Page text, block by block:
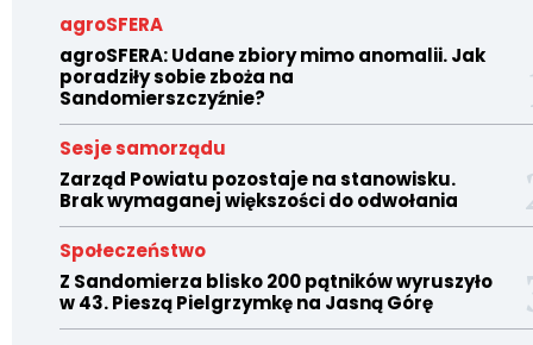
agroSFERA
agroSFERA: Udane zbiory mimo anomalii. Jak
poradziły sobie zboża na
Sandomierszczyźnie?
Sesje samorządu
Zarząd Powiatu pozostaje na stanowisku.
Brak wymaganej większości do odwołania
Społeczeństwo
Z Sandomierza blisko 200 pątników wyruszyło
w 43. Pieszą Pielgrzymkę na Jasną Górę